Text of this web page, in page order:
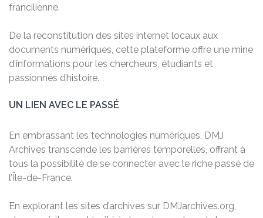
francilienne.
De la reconstitution des sites internet locaux aux
documents numériques, cette plateforme offre une mine
d’informations pour les chercheurs, étudiants et
passionnés d’histoire.
UN LIEN AVEC LE PASSÉ
En embrassant les technologies numériques, DMJ
Archives transcende les barrières temporelles, offrant à
tous la possibilité de se connecter avec le riche passé de
l’Île-de-France.
En explorant les sites d’archives sur DMJarchives.org,